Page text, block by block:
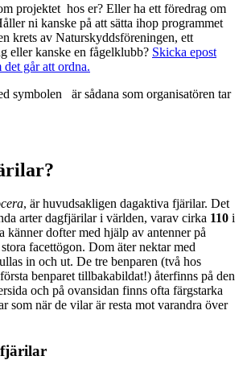
projektet hos er? Eller ha ett föredrag om
ni kanske på att sätta ihop programmet
krets av Naturskyddsföreningen, ett
eller kanske en fågelklubb? Skicka epost
går att ordna.
symbolen
är sådana som organisatören tar
, är huvudsakligen dagaktiva fjärilar. Det
arter dagfjärilar i världen, varav cirka 110 i
känner dofter med hjälp av antenner på
facettögon. Dom äter nektar med
in och ut. De tre benparen (två hos
benparet tillbakabildat!) återfinns på den
och på ovansidan finns ofta färgstarka
som när de vilar är resta mot varandra över